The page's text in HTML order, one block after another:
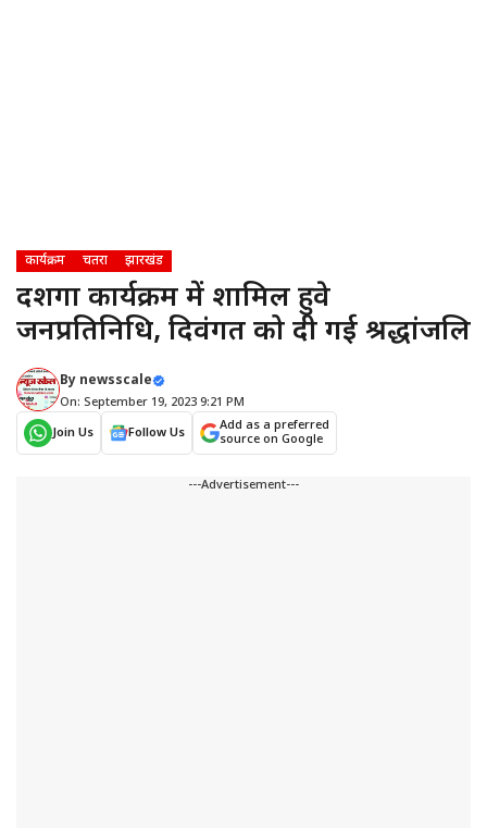
कार्यक्रम चतरा झारखंड
दशगात्र कार्यक्रम में शामिल हुवे
जनप्रतिनिधि, दिवंगत को दी गई श्रद्धांजलि
By newsscale
On: September 19, 2023 9:21 PM
Join Us
Follow Us
Add as a preferred
source on Google
---Advertisement---